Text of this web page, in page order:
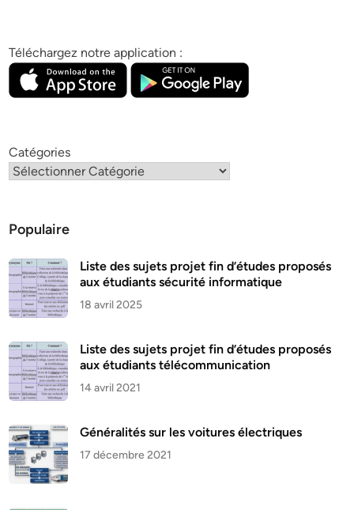
Téléchargez notre application :
Catégories
Populaire
Liste des sujets projet fin d’études proposés
aux étudiants sécurité informatique
18 avril 2025
Liste des sujets projet fin d’études proposés
aux étudiants télécommunication
14 avril 2021
Généralités sur les voitures électriques
17 décembre 2021